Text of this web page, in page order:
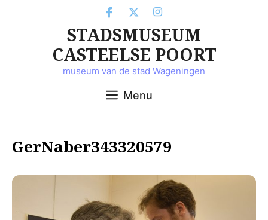
STADSMUSEUM
CASTEELSE POORT
museum van de stad Wageningen
Menu
GerNaber343320579